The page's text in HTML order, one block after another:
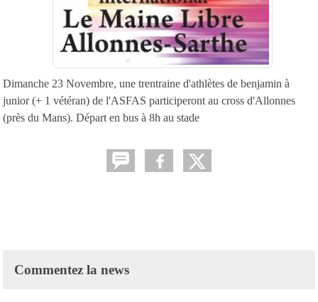
Dimanche 23 Novembre, une trentraine d'athlètes de benjamin à
junior (+ 1 vétéran) de l'ASFAS participeront au cross d'Allonnes
(près du Mans). Départ en bus à 8h au stade
Commentez la news